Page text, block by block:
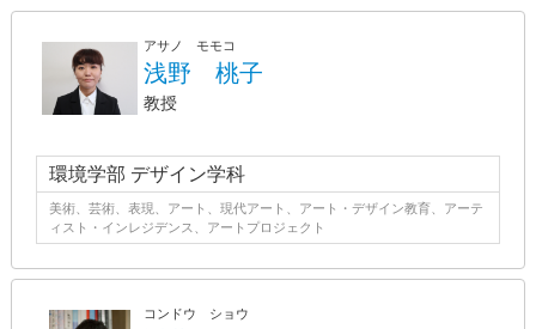
アサノ モモコ
浅野 桃子
教授
環境学部 デザイン学科
美術、芸術、表現、アート、現代アート、アート・デザイン教育、アーテ
ィスト・インレジデンス、アートプロジェクト
コンドウ ショウ